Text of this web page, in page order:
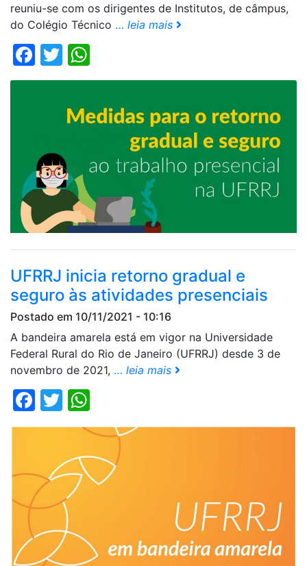
reuniu-se com os dirigentes de Institutos, de câmpus,
do Colégio Técnico … leia mais
Facebook
Twitter
UFRRJ inicia retorno gradual e
seguro às atividades presenciais
Postado em 10/11/2021 - 10:16
A bandeira amarela está em vigor na Universidade
Federal Rural do Rio de Janeiro (UFRRJ) desde 3 de
novembro de 2021, … leia mais
Facebook
Twitter